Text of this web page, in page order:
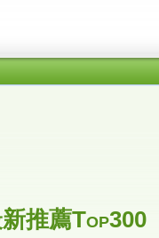
推薦Top300